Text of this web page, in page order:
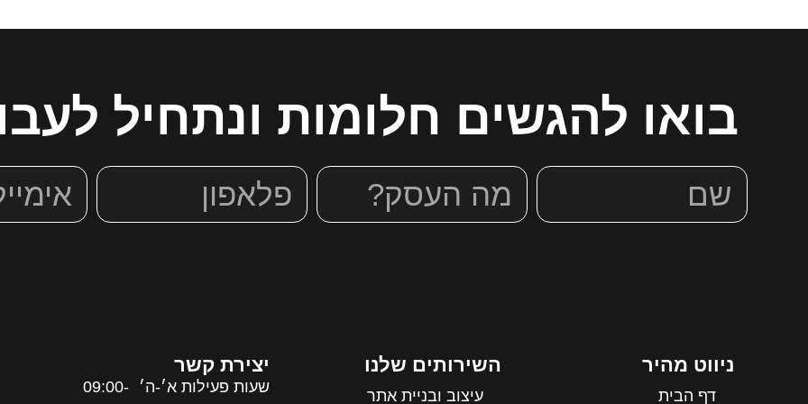
בואו להגשים חלומות ונתחיל
ניווט מהיר
דף הבית
השירותים שלנו
עיצוב ובניית אתר
יצירת קשר
שעות פעילות א׳-ה׳ 09:00-